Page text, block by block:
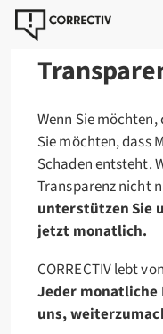
Wenn Sie
Sie möchten, dass
Schaden entsteht.
Transparenz nicht
unterstützen Sie
jetzt monatlich.
CORRECTIV lebt
Jeder monatliche
uns,